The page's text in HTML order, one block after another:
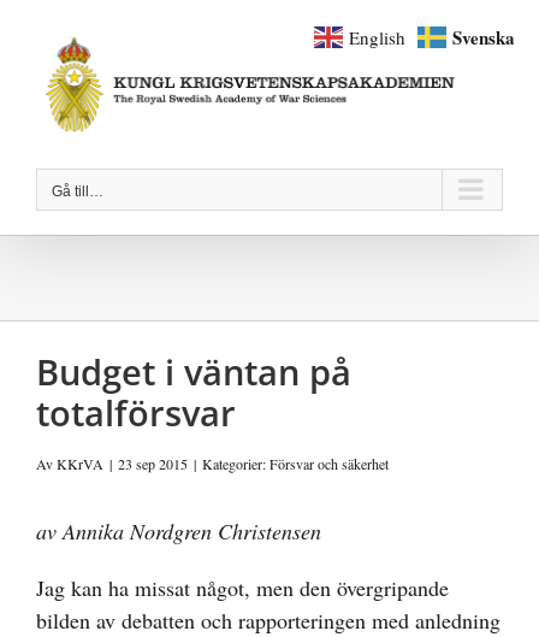
innehållet
Gå till…
Budget i väntan på
totalförsvar
AvKKrVA | 23 sep 2015 | Kategorier:Försvar och säkerhet
av Annika Nordgren Christensen
Jag kan ha missat något, men den övergripande
bilden av debatten och rapporteringen med anledning
English Svenska